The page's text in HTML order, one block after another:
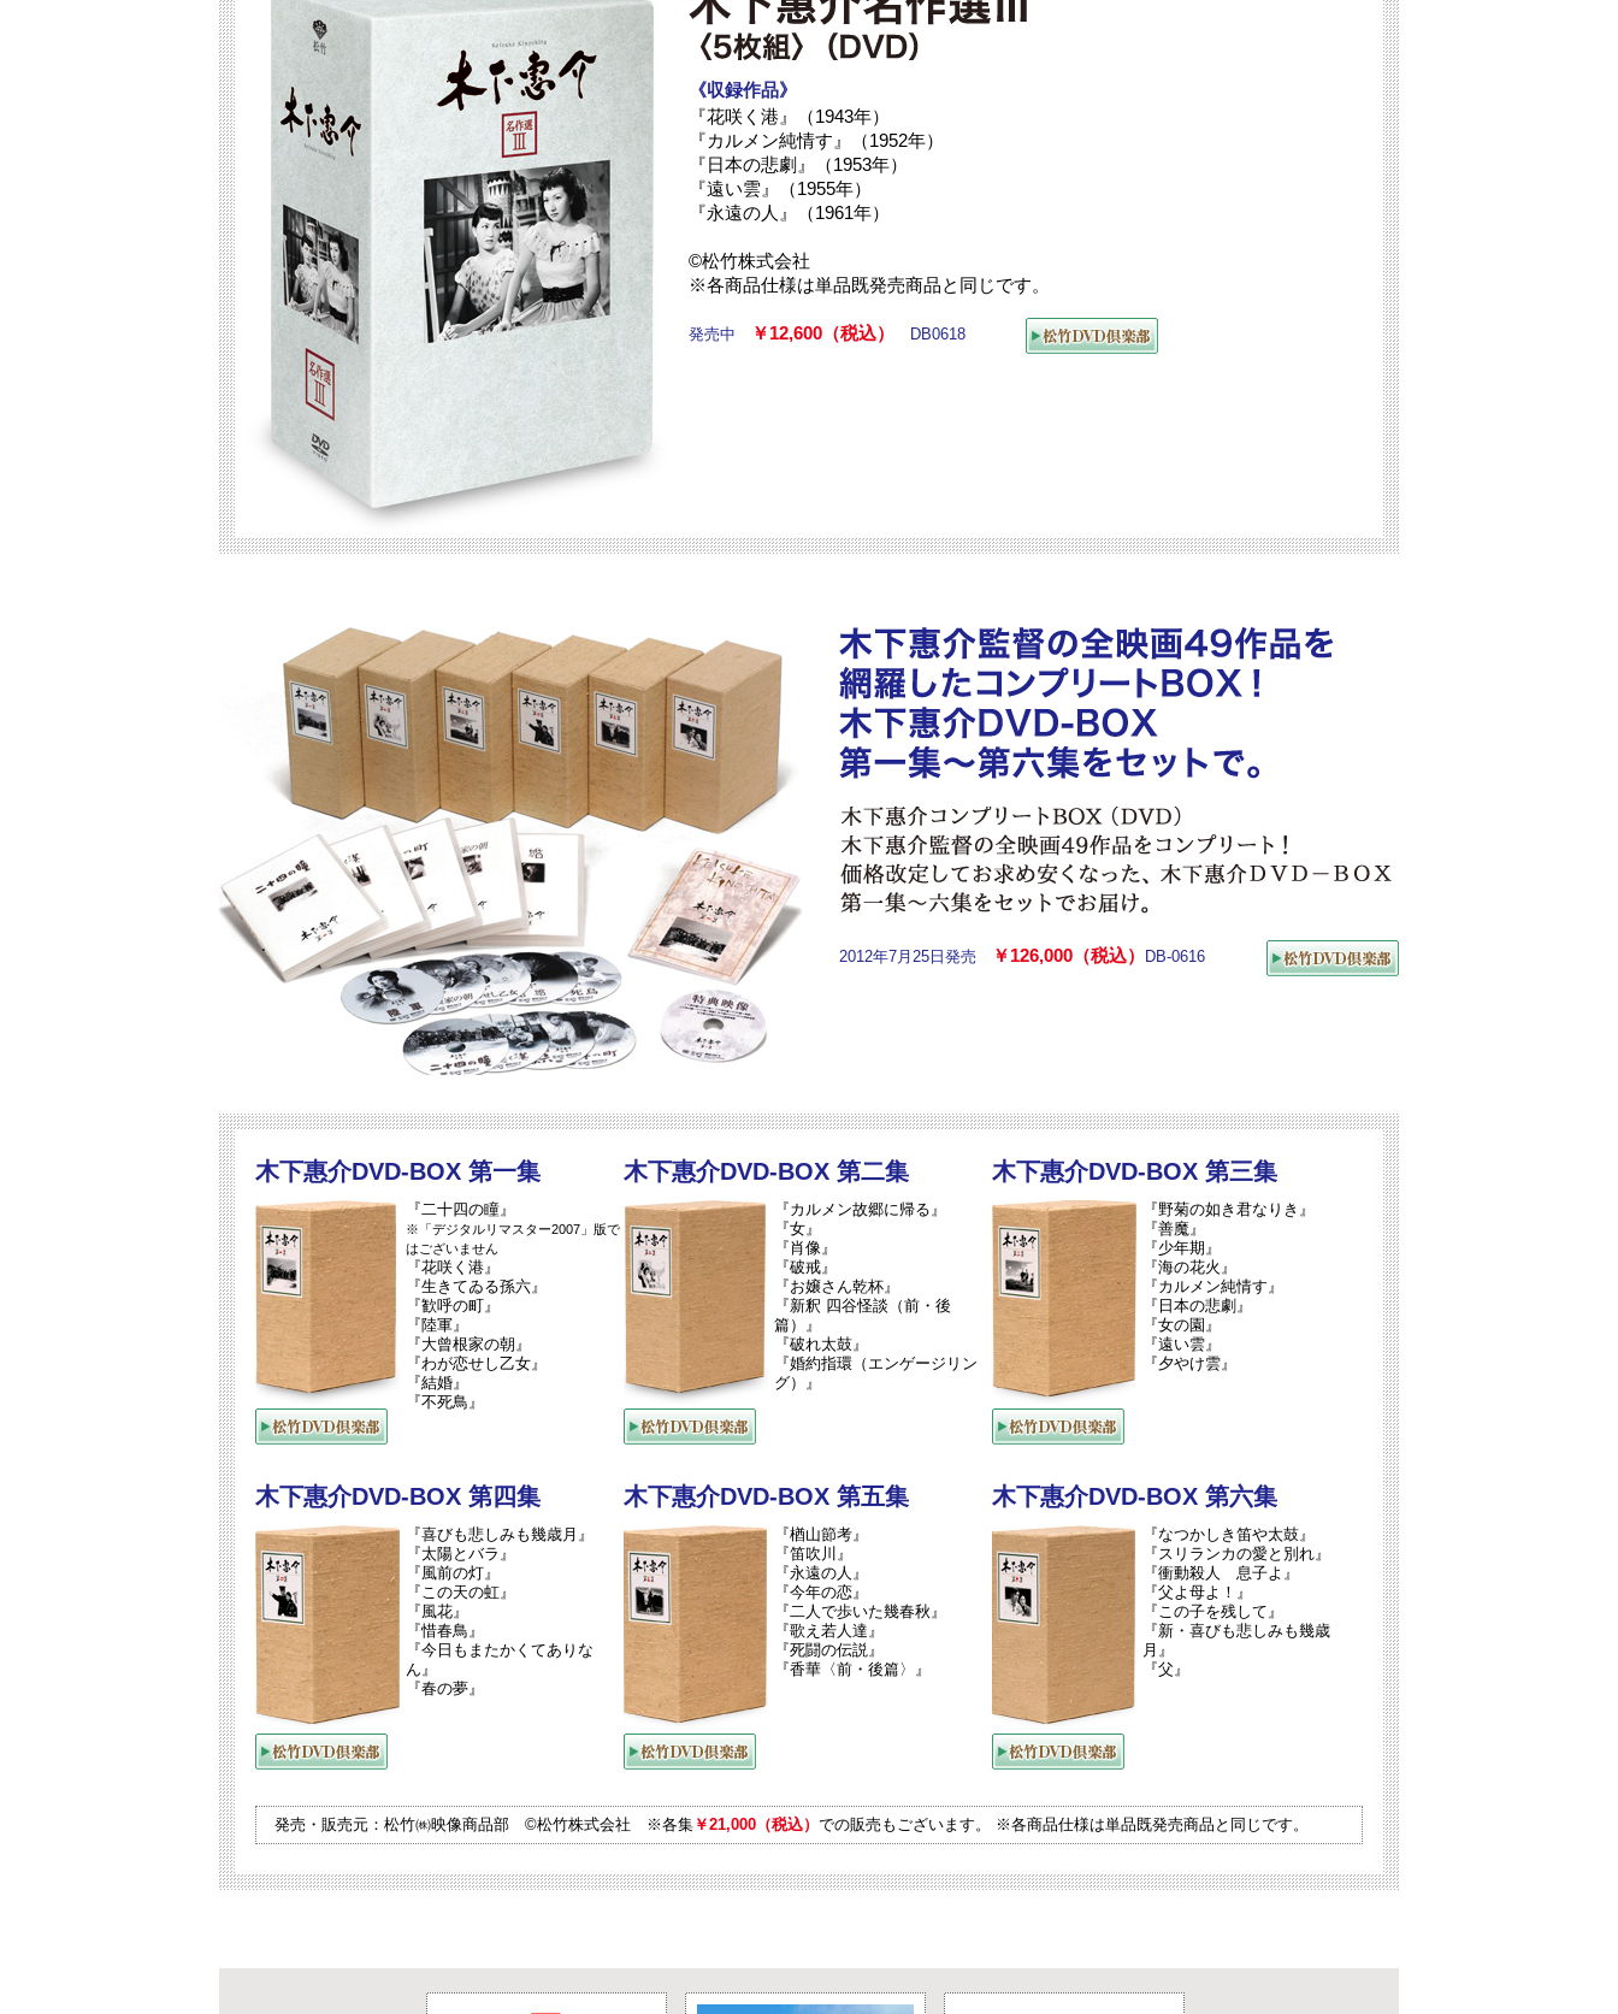
《収録作品》
『花咲く港』（1943年）
『カルメン純情す』（1952年）
『日本の悲劇』（1953年）
『遠い雲』（1955年）
『永遠の人』（1961年）
©松竹株式会社
※各商品仕様は単品既発売商品と同じです。
発売中 ￥12,600（税込） DB0618
2012年7月25日発売 ￥126,000（税込） DB-0616
木下惠介DVD-BOX 第一集
『二十四の瞳』
※「デジタルリマスター2007」版で
はございません
『花咲く港』
『生きてゐる孫六』
『歓呼の町』
『陸軍』
『大曾根家の朝』
『わが恋せし乙女』
『結婚』
『不死鳥』
木下惠介DVD-BOX 第二集
『カルメン故郷に帰る』
『女』
『肖像』
『破戒』
『お嬢さん乾杯』
『新釈 四谷怪談（前・後
篇）』
『破れ太鼓』
『婚約指環（エンゲージリン
グ）』
木下惠介DVD-BOX 第三集
『野菊の如き君なりき』
『善魔』
『少年期』
『海の花火』
『カルメン純情す』
『日本の悲劇』
『女の園』
『遠い雲』
『夕やけ雲』
木下惠介DVD-BOX 第四集
『喜びも悲しみも幾歳月』
『太陽とバラ』
『風前の灯』
『この天の虹』
『風花』
『惜春鳥』
『今日もまたかくてありな
ん』
『春の夢』
木下惠介DVD-BOX 第五集
『楢山節考』
『笛吹川』
『永遠の人』
『今年の恋』
『二人で歩いた幾春秋』
『歌え若人達』
『死闘の伝説』
『香華〈前・後篇〉』
木下惠介DVD-BOX 第六集
『なつかしき笛や太鼓』
『スリランカの愛と別れ』
『衝動殺人 息子よ』
『父よ母よ！』
『この子を残して』
『新・喜びも悲しみも幾歳
月』
『父』
発売・販売元：松竹㈱映像商品部 ©松竹株式会社 ※各集 ￥21,000（税込） での販売もございます。 ※各商品仕様は単品既発売商品と同じです。